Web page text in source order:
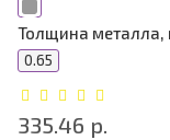
Толщина металла,
0.65
335.46 р.